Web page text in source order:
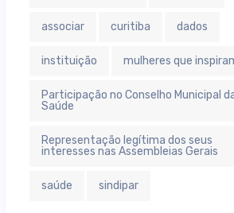
associar curitiba dados
instituição mulheres que
Participação no Conselho Municipal
Saúde
Representação legítima dos seus
interesses nas Assembleias Gerais
saúde sindipar